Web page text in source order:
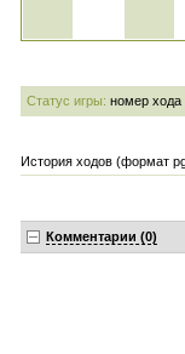
Статус игры: номер хода
История ходов (формат
Комментарии (0)